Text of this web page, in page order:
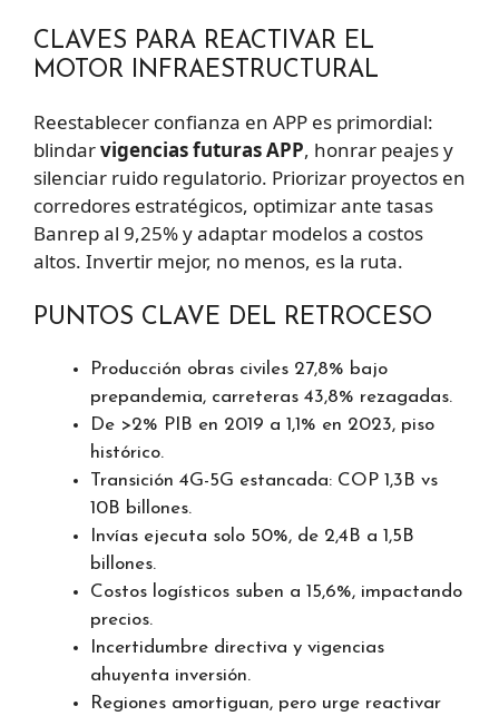
CLAVES PARA REACTIVAR EL
MOTOR INFRAESTRUCTURAL
Reestablecer confianza en APP es primordial:
blindarvigencias futuras APP, honrar peajes y
silenciar ruido regulatorio. Priorizar proyectos en
corredores estratégicos, optimizar ante tasas
Banrep al 9,25% y adaptar modelos a costos
altos. Invertir mejor, no menos, es la ruta.
PUNTOS CLAVE DEL RETROCESO
Producción obras civiles 27,8% bajo
prepandemia, carreteras 43,8% rezagadas.
De >2% PIB en 2019 a 1,1% en 2023, piso
histórico.
Transición 4G-5G estancada: COP 1,3B vs
10B billones.
Invías ejecuta solo 50%, de 2,4B a 1,5B
billones.
Costos logísticos suben a 15,6%, impactando
precios.
Incertidumbre directiva y vigencias
ahuyenta inversión.
Regiones amortiguan, pero urge reactivar